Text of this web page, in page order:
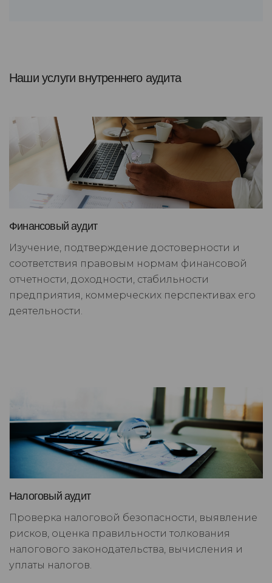
Наши услуги внутреннего аудита
Финансовый аудит
Изучение, подтверждение достоверности и
соответствия правовым нормам финансовой
отчетности, доходности, стабильности
предприятия, коммерческих перспективах его
деятельности.
Налоговый аудит
Проверка налоговой безопасности, выявление
рисков, оценка правильности толкования
налогового законодательства, вычисления и
уплаты налогов.